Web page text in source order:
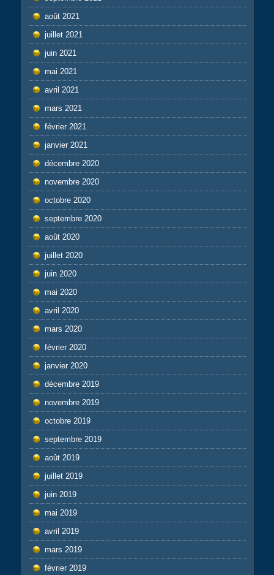
août 2021
juillet 2021
juin 2021
mai 2021
avril 2021
mars 2021
février 2021
janvier 2021
décembre 2020
novembre 2020
octobre 2020
septembre 2020
août 2020
juillet 2020
juin 2020
mai 2020
avril 2020
mars 2020
février 2020
janvier 2020
décembre 2019
novembre 2019
octobre 2019
septembre 2019
août 2019
juillet 2019
juin 2019
mai 2019
avril 2019
mars 2019
février 2019